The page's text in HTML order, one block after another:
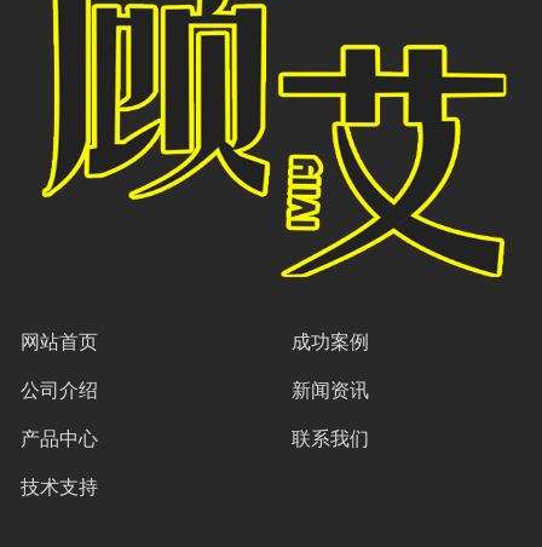
网站首页
公司介绍
产品中心
技术支持
成功案例
新闻资讯
联系我们